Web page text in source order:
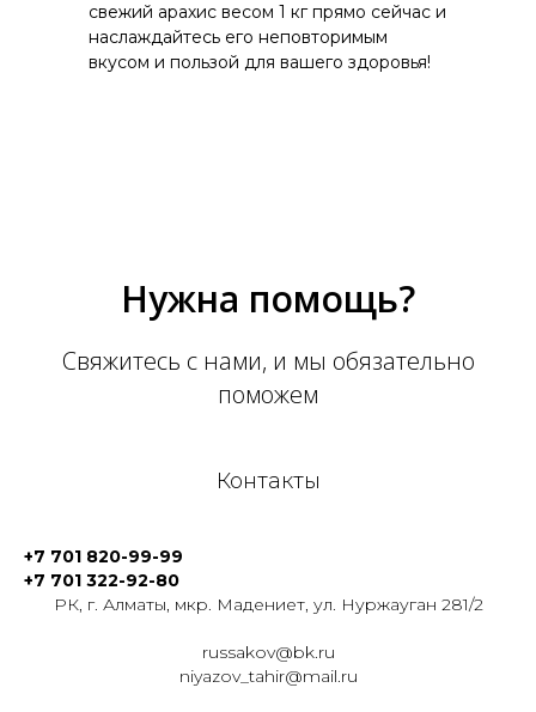
свежий арахис весом 1 кг прямо сейчас и
наслаждайтесь его неповторимым
вкусом и пользой для вашего здоровья!
Нужна помощь?
Свяжитесь с нами, и мы обязательно
поможем
Контакты
+7 701 820-99-99
+7 701 322-92-80
РК, г. Алматы, мкр. Мадениет, ул. Нуржауган 281/2
russakov@bk.ru
niyazov_tahir@mail.ru